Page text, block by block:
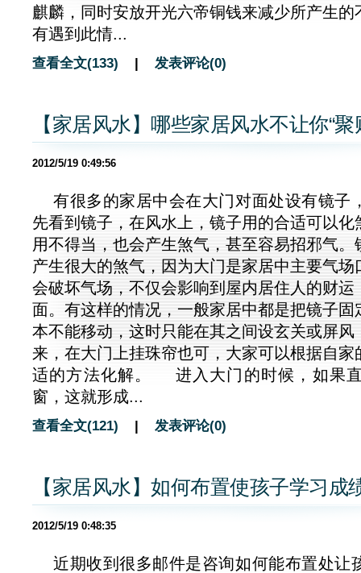
麒麟，同时安放开光六帝铜钱来减少所产生
有遇到此情...
查看全文(133) | 发表评论(0)
【家居风水】哪些家居风水不让你“聚
2012/5/19 0:49:56
有很多的家居中会在大门对面处设有镜子
先看到镜子，在风水上，镜子用的合适可以
用不得当，也会产生煞气，甚至容易招邪气
产生很大的煞气，因为大门是家居中主要气
会破坏气场，不仅会影响到屋内居住人的财运
面。有这样的情况，一般家居中都是把镜子固
本不能移动，这时只能在其之间设玄关或屏风
来，在大门上挂珠帘也可，大家可以根据自家
适的方法化解。 进入大门的时候，如果
窗，这就形成...
查看全文(121) | 发表评论(0)
【家居风水】如何布置使孩子学习成
2012/5/19 0:48:35
近期收到很多邮件是咨询如何能布置处让